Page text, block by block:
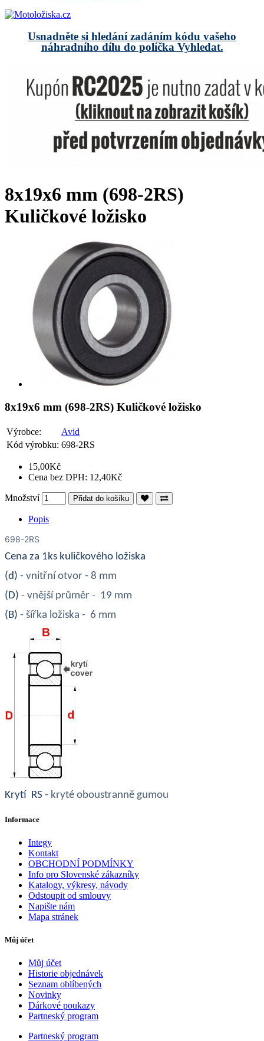
Usnadněte si hledání zadáním kódu vašeho
náhradního dílu do políčka Vyhledat.
8x19x6 mm (698-2RS)
Kuličkové ložisko
8x19x6 mm (698-2RS) Kuličkové ložisko
Výrobce:
Avid
Kód výrobku: 698-2RS
15,00Kč
Cena bez DPH: 12,40Kč
Množství Přidat do košíku
Popis
698-2RS
Cena za 1ks kuličkového ložiska
(d) - vnitřní otvor - 8 mm
(D) - vnější průměr - 19 mm
(B) - šířka ložiska - 6 mm
Krytí RS - kryté oboustranně gumou
Informace
Integy
Kontakt
OBCHODNÍ PODMÍNKY
Info pro Slovenské zákazníky
Katalogy, výkresy, návody
Odstoupit od smlouvy
Napište nám
Mapa stránek
Můj účet
Můj účet
Historie objednávek
Seznam oblíbených
Novinky
Dárkové poukazy
Partneský program
Partneský program